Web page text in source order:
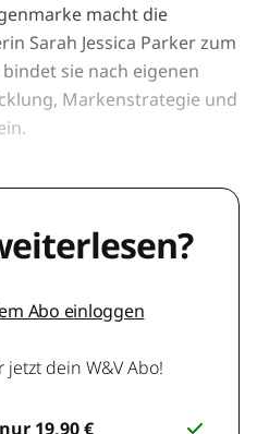
macht die
Sarah Jessica Parker zum
sie nach eigenen
Markenstrategie und
Abo einloggen
dein W&V Abo!
19,90 €